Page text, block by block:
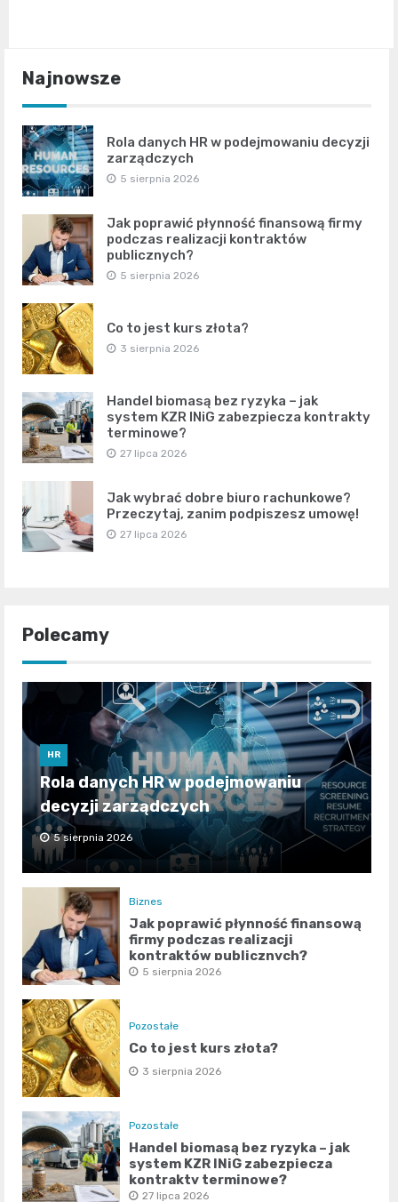
Najnowsze
Rola danych HR w podejmowaniu decyzji
zarządczych
5 sierpnia 2026
Jak poprawić płynność finansową firmy
podczas realizacji kontraktów
publicznych?
5 sierpnia 2026
Co to jest kurs złota?
3 sierpnia 2026
Handel biomasą bez ryzyka – jak
system KZR INiG zabezpiecza kontrakty
terminowe?
27 lipca 2026
Jak wybrać dobre biuro rachunkowe?
Przeczytaj, zanim podpiszesz umowę!
27 lipca 2026
Polecamy
HR
Rola danych HR w podejmowaniu
decyzji zarządczych
5 sierpnia 2026
Biznes
Jak poprawić płynność finansową
firmy podczas realizacji
kontraktów publicznych?
5 sierpnia 2026
Pozostałe
Co to jest kurs złota?
3 sierpnia 2026
Pozostałe
Handel biomasą bez ryzyka – jak
system KZR INiG zabezpiecza
kontrakty terminowe?
27 lipca 2026